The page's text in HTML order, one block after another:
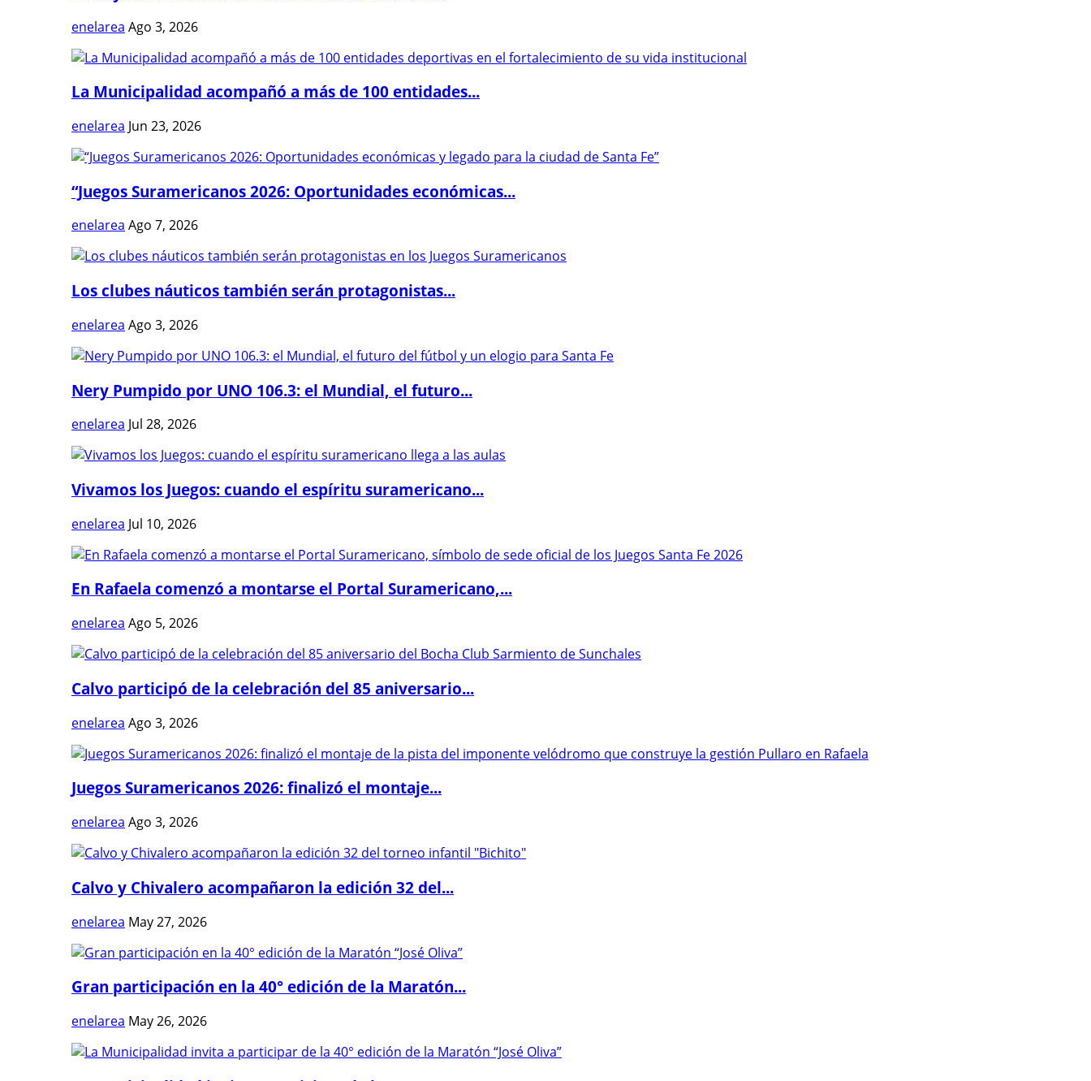
enelarea Ago 3, 2026
La Municipalidad acompañó a más de 100 entidades...
enelarea Jun 23, 2026
“Juegos Suramericanos 2026: Oportunidades económicas...
enelarea Ago 7, 2026
Los clubes náuticos también serán protagonistas...
enelarea Ago 3, 2026
Nery Pumpido por UNO 106.3: el Mundial, el futuro...
enelarea Jul 28, 2026
Vivamos los Juegos: cuando el espíritu suramericano...
enelarea Jul 10, 2026
En Rafaela comenzó a montarse el Portal Suramericano,...
enelarea Ago 5, 2026
Calvo participó de la celebración del 85 aniversario...
enelarea Ago 3, 2026
Juegos Suramericanos 2026: finalizó el montaje...
enelarea Ago 3, 2026
Calvo y Chivalero acompañaron la edición 32 del...
enelarea May 27, 2026
Gran participación en la 40° edición de la Maratón...
enelarea May 26, 2026